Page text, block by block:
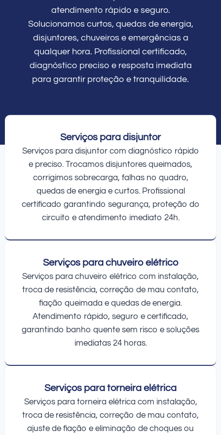
atendimento rápido e seguro.
Solucionamos curtos, quedas de energia,
disjuntores, chuveiros e emergências a
qualquer hora. Profissional certificado,
diagnóstico preciso e resposta imediata
para garantir proteção e tranquilidade.
Serviços para disjuntor
Serviços para disjuntor com diagnóstico rápido
e preciso. Trocamos disjuntores queimados,
corrigimos sobrecarga, falhas no quadro,
quedas de energia e curtos. Profissional
certificado garantindo segurança, proteção do
circuito e atendimento imediato 24h.
Serviços para chuveiro elétrico
Serviços para chuveiro elétrico com instalação,
troca de resistência, correção de mau contato,
fiação queimada e quedas de energia.
Atendimento rápido, seguro e certificado,
garantindo banho quente sem risco e soluções
imediatas 24 horas.
Serviços para torneira elétrica
Serviços para torneira elétrica com instalação,
troca de resistência, correção de mau contato,
ajuste de fiação e eliminação de choques ou